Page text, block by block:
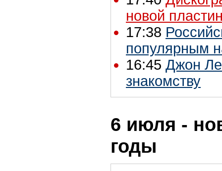
новой
17:38
популярным
16:45 Джон
знакомству
6 июля -
годы